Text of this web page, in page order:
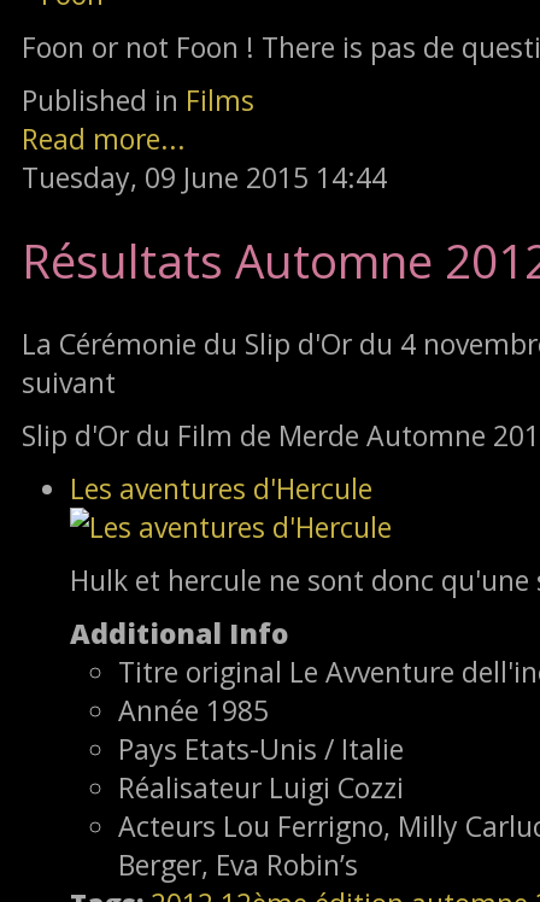
Foon or not Foon ! There is pas de
Published in Films
Read more...
Tuesday, 09 June 2015 14:44
Résultats Automne
La Cérémonie du Slip d'Or du 4
suivant
Slip d'Or du Film de Merde Automne
Les aventures d'Hercule
Hulk et hercule ne sont donc
Additional Info
Titre original Le Avventure
Année 1985
Pays Etats-Unis / Italie
Réalisateur Luigi Cozzi
Acteurs Lou Ferrigno, Milly
Berger, Eva Robin’s